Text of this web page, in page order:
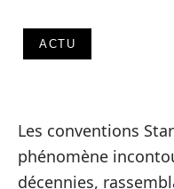
ACTU
Les conventions
phénomène
décennies,